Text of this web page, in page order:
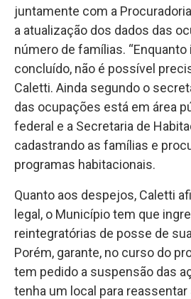
juntamente com a
a atualização dos dados das
número de famílias.
concluído, não é possível
Caletti. Ainda segundo o
das ocupações está em área
federal e a Secretaria de
cadastrando as famílias e
programas habitacionais.
Quanto aos despejos, Caletti
legal, o Município tem que
reintegratórias de posse de
Porém, garante, no curso do
tem pedido a suspensão das
tenha um local para